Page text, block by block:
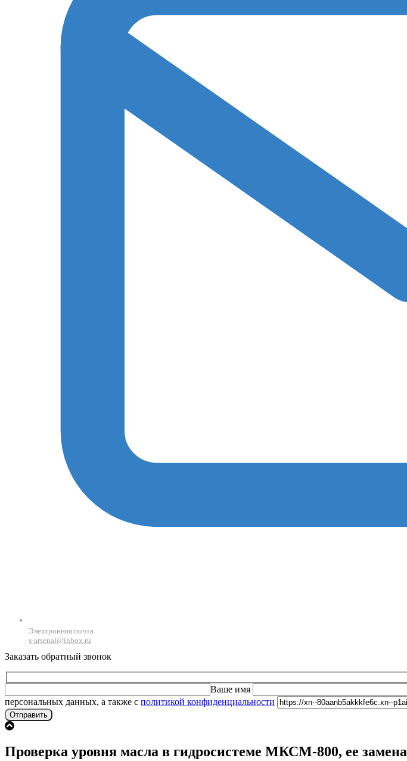
Электронная почта
s-arsenal@inbox.ru
Заказать обратный звонок
Ваше имя
персональных данных, а также с политикой конфиденциальности
Проверка уровня масла в гидросистеме МКСМ-800, ее замена